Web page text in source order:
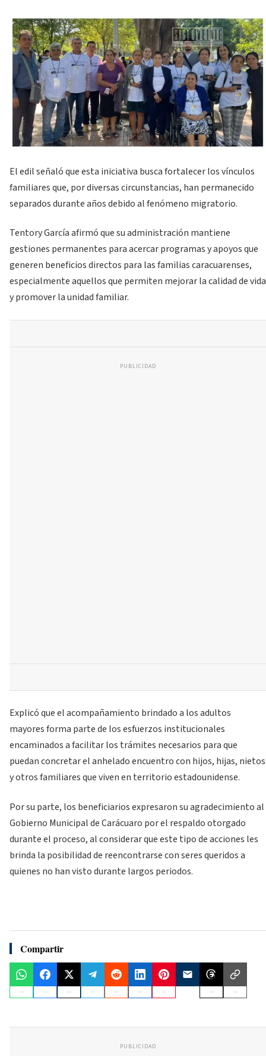
El edil señaló que esta iniciativa busca fortalecer los vínculos
familiares que, por diversas circunstancias, han permanecido
separados durante años debido al fenómeno migratorio.
Tentory García afirmó que su administración mantiene
gestiones permanentes para acercar programas y apoyos que
generen beneficios directos para las familias caracuarenses,
especialmente aquellos que permiten mejorar la calidad de vida
y promover la unidad familiar.
PUBLICIDAD
Explicó que el acompañamiento brindado a los adultos
mayores forma parte de los esfuerzos institucionales
encaminados a facilitar los trámites necesarios para que
puedan concretar el anhelado encuentro con hijos, hijas, nietos
y otros familiares que viven en territorio estadounidense.
Por su parte, los beneficiarios expresaron su agradecimiento al
Gobierno Municipal de Carácuaro por el respaldo otorgado
durante el proceso, al considerar que este tipo de acciones les
brinda la posibilidad de reencontrarse con seres queridos a
quienes no han visto durante largos periodos.
Compartir
PUBLICIDAD